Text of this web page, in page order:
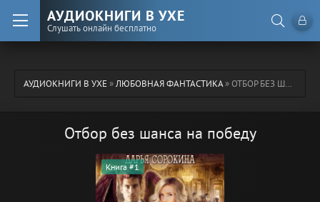
АУДИОКНИГИ В УХЕ
Слушать онлайн бесплатно
АУДИОКНИГИ В УХЕ»ЛЮБОВНАЯ ФАНТАСТИКА» ОТБОР БЕЗ ШАНСА НА ПОБЕДУ
Отбор без шанса на победу
Книга #1